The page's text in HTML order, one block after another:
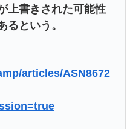
上書きされた可能性
るという。
articles/ASN8672